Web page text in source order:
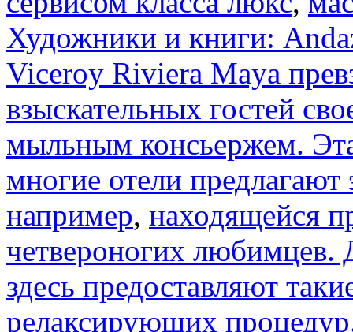
Художники и книги:
Viceroy Riviera Maya
взыскательных гостей
мыльным консьержем.
многие отели
например, находящейся
четвероногих любимцев.
здесь предоставляют
релаксирующих